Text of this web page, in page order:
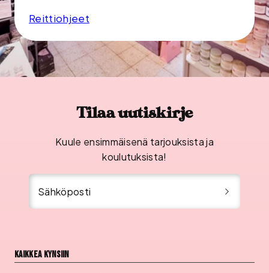
Reittiohjeet
Tilaa uutiskirje
Kuule ensimmäisenä tarjouksista ja
koulutuksista!
Sähköposti
Kaikkea kynsiin